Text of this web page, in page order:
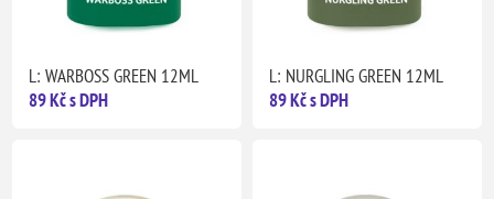
L: WARBOSS GREEN 12ML
89 Kč s DPH
L: NURGLING GREEN 12ML
89 Kč s DPH